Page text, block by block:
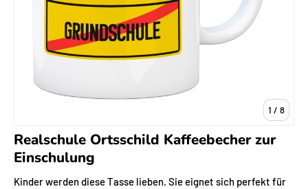
1 / von
8
Realschule Ortsschild Kaffeebecher zur
Einschulung
Kinder werden diese Tasse lieben. Sie eignet sich perfekt für